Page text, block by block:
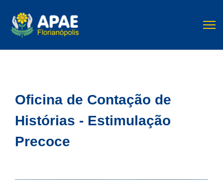
Oficina de Contação de
Histórias - Estimulação
Precoce